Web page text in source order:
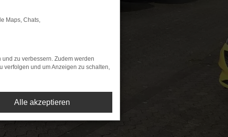
Maps, Chats,
zu verbessern. Zudem werden
verfolgen und um Anzeigen zu schalten,
Alle akzeptieren